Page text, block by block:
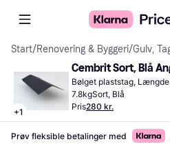
Start/Renovering & Byggeri/Gulv,
+1
Cembrit Sort, Blå
Bølget plaststag,
7.8kgSort, Blå
Pris280 kr.
Prøv fleksible betalinger med